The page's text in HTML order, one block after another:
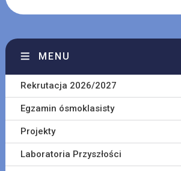
MENU
Rekrutacja 2026/2027
Egzamin ósmoklasisty
Projekty
Laboratoria Przyszłości